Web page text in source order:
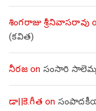
శింగరాజు శ్రీనివాసరావు
(కవిత)
నీరజon సంసారి
డా||కె.గీత on